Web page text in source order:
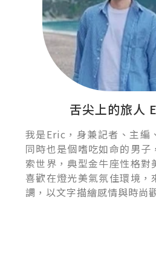
舌尖上的旅人
我是Eric，身兼記者、主編
同時也是個嗜吃如命的男子
索世界，典型金牛座性格對
喜歡在燈光美氣氛佳環境，
調，以文字描繪感情與時尚